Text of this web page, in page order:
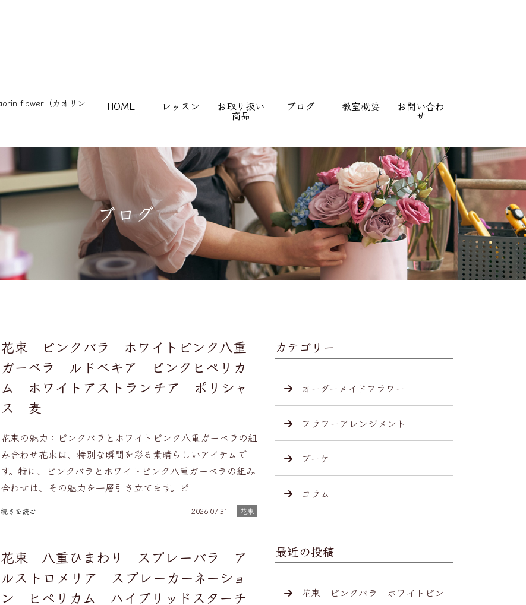
HOME レッスン お取り扱い
商品
ブログ 教室概要 お問い合わ
せ
ブログ
花束 ピンクバラ ホワイトピンク八重
ガーベラ ルドベキア ピンクヒペリカ
ム ホワイトアストランチア ポリシャ
ス 麦
花束の魅力：ピンクバラとホワイトピンク八重ガーベラの組
み合わせ花束は、特別な瞬間を彩る素晴らしいアイテムで
す。特に、ピンクバラとホワイトピンク八重ガーベラの組み
合わせは、その魅力を一層引き立てます。ピ
続きを読む 2026.07.31 花束
花束 八重ひまわり スプレーバラ ア
ルストロメリア スプレーカーネーショ
ン ヒペリカム ハイブリッドスターチ
カテゴリー
オーダーメイドフラワー
フラワーアレンジメント
ブーケ
コラム
最近の投稿
花束 ピンクバラ ホワイトピン